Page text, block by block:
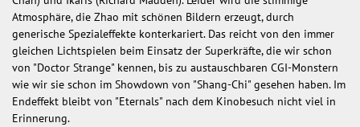
Atmosphäre, die Zhao mit schönen Bildern erzeugt, durch
generische Spezialeffekte konterkariert. Das reicht von den immer
gleichen Lichtspielen beim Einsatz der Superkräfte, die wir schon
von "Doctor Strange" kennen, bis zu austauschbaren CGI-Monstern
wie wir sie schon im Showdown von "Shang-Chi" gesehen haben. Im
Endeffekt bleibt von "Eternals" nach dem Kinobesuch nicht viel in
Erinnerung.